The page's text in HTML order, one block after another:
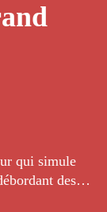
qui simule
des